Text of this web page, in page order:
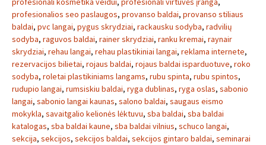
profesionalios seo paslaugos, provanso baldai, provanso stiliaus
baldai, pvc langai, pygus skrydziai, rackausku sodyba, radvilių
sodyba, raguvos baldai, rainer skrydziai, ranku kremai, raynair
skrydziai, rehau langai, rehau plastikiniai langai, reklama internete,
rezervacijos bilietai, rojaus baldai, rojaus baldai isparduotuve, roko
sodyba, roletai plastikiniams langams, rubu spinta, rubu spintos,
rudupio langai, rumsiskiu baldai, ryga dublinas, ryga oslas, sabonio
langai, sabonio langai kaunas, salono baldai, saugaus eismo
mokykla, savaitgalio kelionės lėktuvu, sba baldai, sba baldai
katalogas, sba baldai kaune, sba baldai vilnius, schuco langai,
sekcija, sekcijos, sekcijos baldai, sekcijos gintaro baldai, seminarai